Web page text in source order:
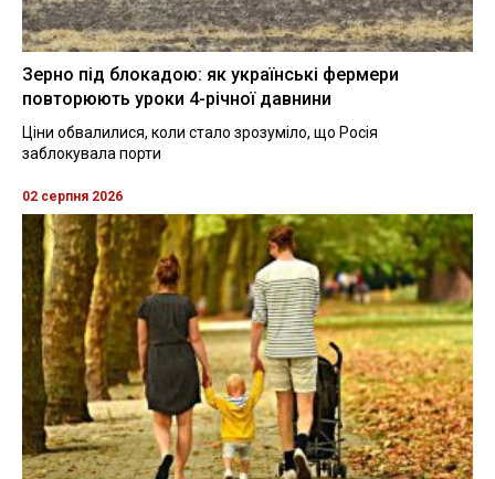
Зерно під блокадою: як українські фермери
повторюють уроки 4-річної давнини
Ціни обвалилися, коли стало зрозуміло, що Росія
заблокувала порти
02 серпня 2026